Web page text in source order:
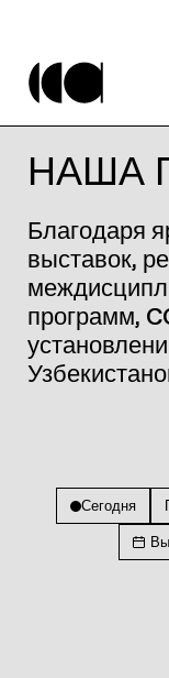
НАША
Благодаря
выставок,
программ,
Сегодня